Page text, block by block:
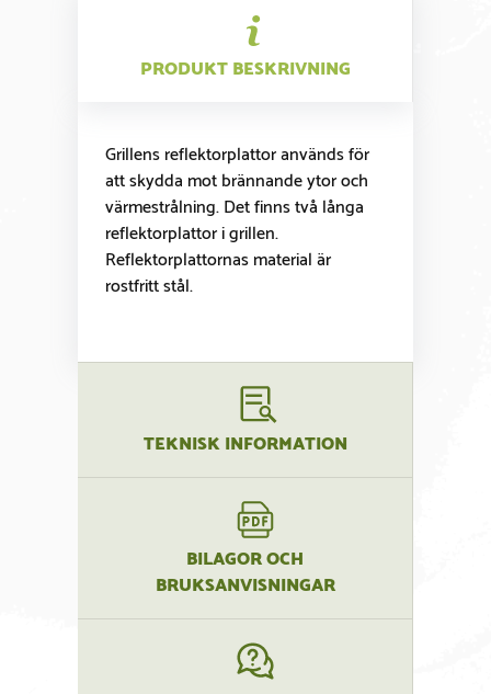
PRODUKT BESKRIVNING
Grillens reflektorplattor används för
att skydda mot brännande ytor och
värmestrålning. Det finns två långa
reflektorplattor i grillen.
Reflektorplattornas material är
rostfritt stål.
TEKNISK INFORMATION
BILAGOR OCH
BRUKSANVISNINGAR